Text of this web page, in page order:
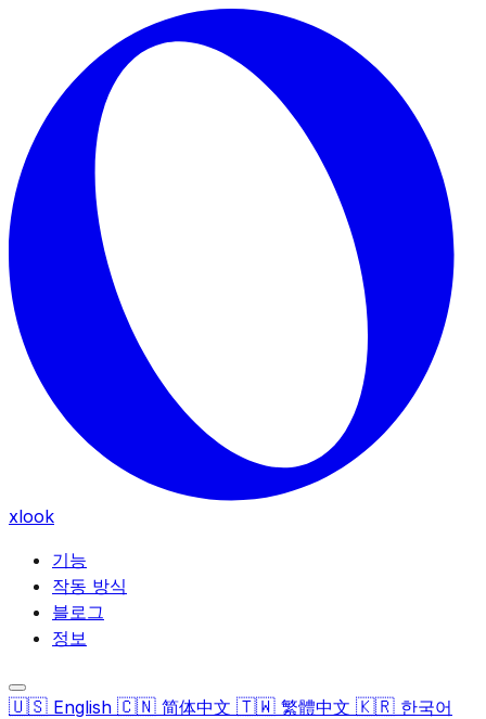
Skip to main content
xlook
기능
작동 방식
블로그
정보
🇺🇸 English 🇨🇳 简体中文 🇹🇼 繁體中文 🇰🇷 한국어